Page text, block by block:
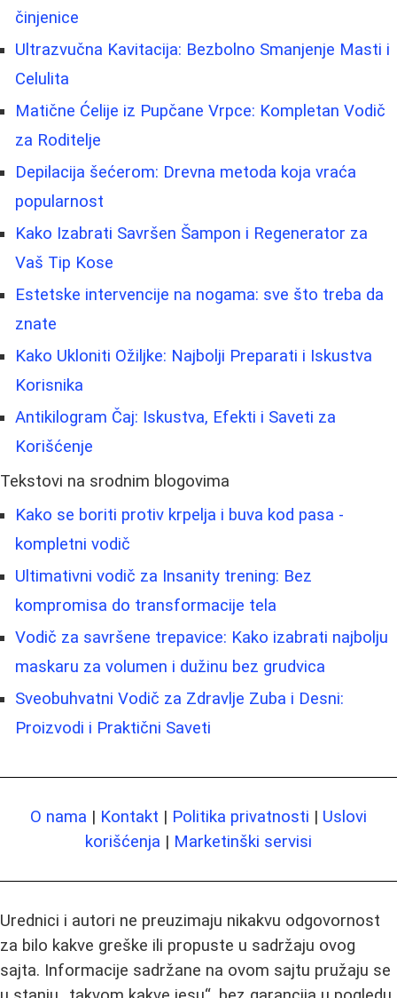
činjenice
Ultrazvučna Kavitacija: Bezbolno Smanjenje Masti i
Celulita
Matične Ćelije iz Pupčane Vrpce: Kompletan Vodič
za Roditelje
Depilacija šećerom: Drevna metoda koja vraća
popularnost
Kako Izabrati Savršen Šampon i Regenerator za
Vaš Tip Kose
Estetske intervencije na nogama: sve što treba da
znate
Kako Ukloniti Ožiljke: Najbolji Preparati i Iskustva
Korisnika
Antikilogram Čaj: Iskustva, Efekti i Saveti za
Korišćenje
Tekstovi na srodnim blogovima
Kako se boriti protiv krpelja i buva kod pasa -
kompletni vodič
Ultimativni vodič za Insanity trening: Bez
kompromisa do transformacije tela
Vodič za savršene trepavice: Kako izabrati najbolju
maskaru za volumen i dužinu bez grudvica
Sveobuhvatni Vodič za Zdravlje Zuba i Desni:
Proizvodi i Praktični Saveti
O nama | Kontakt | Politika privatnosti | Uslovi
korišćenja | Marketinški servisi
Urednici i autori ne preuzimaju nikakvu odgovornost
za bilo kakve greške ili propuste u sadržaju ovog
sajta. Informacije sadržane na ovom sajtu pružaju se